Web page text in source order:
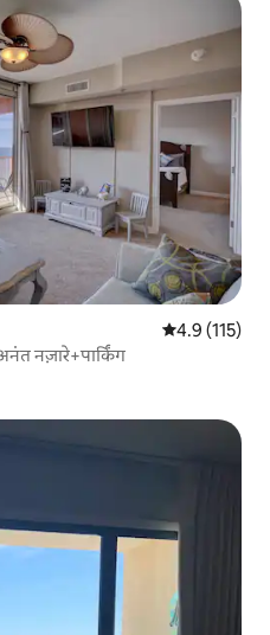
औसत रेटिंग 5 में
4.9 (115)
नज़ारे+पार्किंग